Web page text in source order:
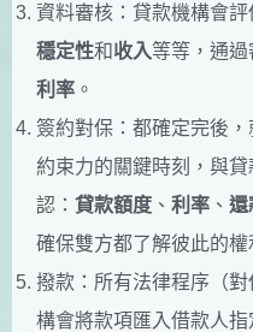
資料審核：貸款機構會
穩定性和收入等等，通
利率 。
簽約對保：都確定完後
約束力的關鍵時刻，與
認： 貸款額度 、 利率 、 還
確保雙方都了解彼此的權
撥款：所有法律程序（
構會將款項匯入借款人